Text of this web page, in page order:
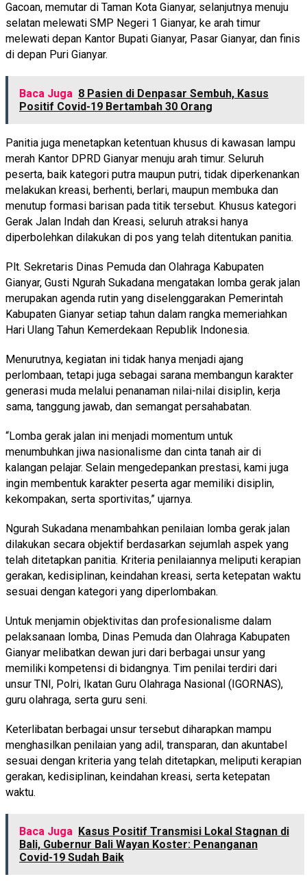
Gacoan, memutar di Taman Kota Gianyar, selanjutnya menuju
selatan melewati SMP Negeri 1 Gianyar, ke arah timur
melewati depan Kantor Bupati Gianyar, Pasar Gianyar, dan finis
di depan Puri Gianyar.
Baca Juga 8 Pasien di Denpasar Sembuh, Kasus
Positif Covid-19 Bertambah 30 Orang
Panitia juga menetapkan ketentuan khusus di kawasan lampu
merah Kantor DPRD Gianyar menuju arah timur. Seluruh
peserta, baik kategori putra maupun putri, tidak diperkenankan
melakukan kreasi, berhenti, berlari, maupun membuka dan
menutup formasi barisan pada titik tersebut. Khusus kategori
Gerak Jalan Indah dan Kreasi, seluruh atraksi hanya
diperbolehkan dilakukan di pos yang telah ditentukan panitia.
Plt. Sekretaris Dinas Pemuda dan Olahraga Kabupaten
Gianyar, Gusti Ngurah Sukadana mengatakan lomba gerak jalan
merupakan agenda rutin yang diselenggarakan Pemerintah
Kabupaten Gianyar setiap tahun dalam rangka memeriahkan
Hari Ulang Tahun Kemerdekaan Republik Indonesia.
Menurutnya, kegiatan ini tidak hanya menjadi ajang
perlombaan, tetapi juga sebagai sarana membangun karakter
generasi muda melalui penanaman nilai-nilai disiplin, kerja
sama, tanggung jawab, dan semangat persahabatan.
“Lomba gerak jalan ini menjadi momentum untuk
menumbuhkan jiwa nasionalisme dan cinta tanah air di
kalangan pelajar. Selain mengedepankan prestasi, kami juga
ingin membentuk karakter peserta agar memiliki disiplin,
kekompakan, serta sportivitas,” ujarnya.
Ngurah Sukadana menambahkan penilaian lomba gerak jalan
dilakukan secara objektif berdasarkan sejumlah aspek yang
telah ditetapkan panitia. Kriteria penilaiannya meliputi kerapian
gerakan, kedisiplinan, keindahan kreasi, serta ketepatan waktu
sesuai dengan kategori yang diperlombakan.
Untuk menjamin objektivitas dan profesionalisme dalam
pelaksanaan lomba, Dinas Pemuda dan Olahraga Kabupaten
Gianyar melibatkan dewan juri dari berbagai unsur yang
memiliki kompetensi di bidangnya. Tim penilai terdiri dari
unsur TNI, Polri, Ikatan Guru Olahraga Nasional (IGORNAS),
guru olahraga, serta guru seni.
Keterlibatan berbagai unsur tersebut diharapkan mampu
menghasilkan penilaian yang adil, transparan, dan akuntabel
sesuai dengan kriteria yang telah ditetapkan, meliputi kerapian
gerakan, kedisiplinan, keindahan kreasi, serta ketepatan
waktu.
Baca Juga Kasus Positif Transmisi Lokal Stagnan di
Bali, Gubernur Bali Wayan Koster: Penanganan
Covid-19 Sudah Baik